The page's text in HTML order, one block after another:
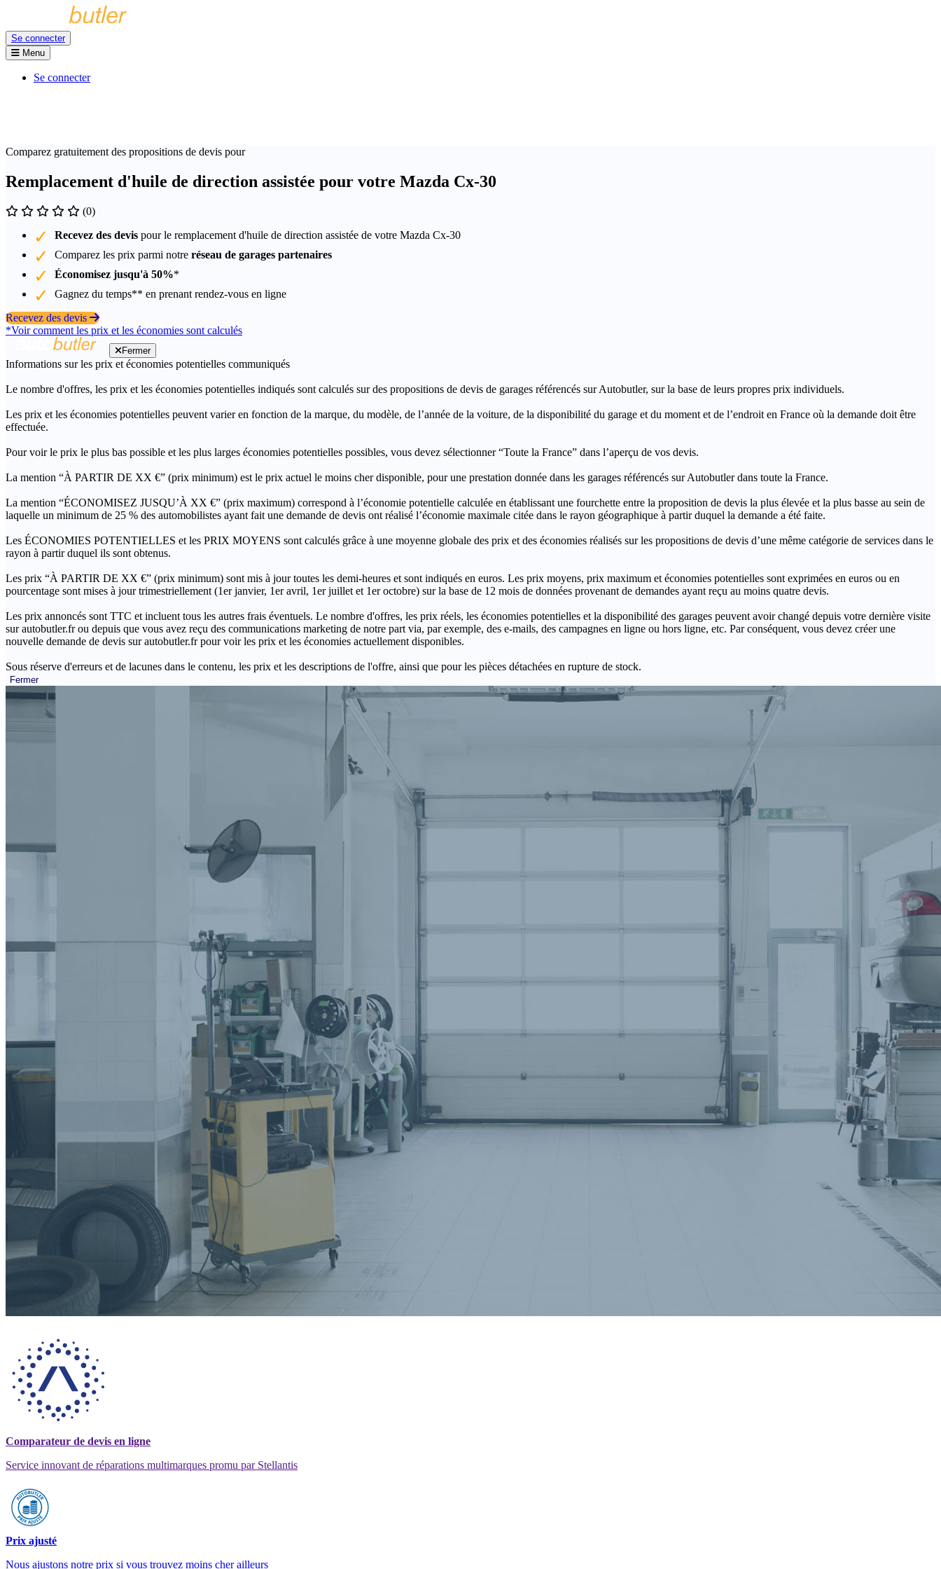
Se connecter
Menu
Se connecter
Comparez gratuitement des propositions de devis pour
Remplacement d'huile de direction assistée pour votre Mazda Cx-30
(0)
Recevez des devis pour le remplacement d'huile de direction assistée de votre Mazda Cx-30
Comparez les prix parmi notre réseau de garages partenaires
Économisez jusqu'à 50%*
Gagnez du temps** en prenant rendez-vous en ligne
Recevez des devis
*Voir comment les prix et les économies sont calculés
Fermer
Informations sur les prix et économies potentielles communiqués
Le nombre d'offres, les prix et les économies potentielles indiqués sont calculés sur des propositions de devis de garages référencés sur Autobutler, sur la base de leurs propres prix individuels.
Les prix et les économies potentielles peuvent varier en fonction de la marque, du modèle, de l’année de la voiture, de la disponibilité du garage et du moment et de l’endroit en France où la demande doit être
effectuée.
Pour voir le prix le plus bas possible et les plus larges économies potentielles possibles, vous devez sélectionner “Toute la France” dans l’aperçu de vos devis.
La mention “À PARTIR DE XX €” (prix minimum) est le prix actuel le moins cher disponible, pour une prestation donnée dans les garages référencés sur Autobutler dans toute la France.
La mention “ÉCONOMISEZ JUSQU’À XX €” (prix maximum) correspond à l’économie potentielle calculée en établissant une fourchette entre la proposition de devis la plus élevée et la plus basse au sein de
laquelle un minimum de 25 % des automobilistes ayant fait une demande de devis ont réalisé l’économie maximale citée dans le rayon géographique à partir duquel la demande a été faite.
Les ÉCONOMIES POTENTIELLES et les PRIX MOYENS sont calculés grâce à une moyenne globale des prix et des économies réalisés sur les propositions de devis d’une même catégorie de services dans le
rayon à partir duquel ils sont obtenus.
Les prix “À PARTIR DE XX €” (prix minimum) sont mis à jour toutes les demi-heures et sont indiqués en euros. Les prix moyens, prix maximum et économies potentielles sont exprimées en euros ou en
pourcentage sont mises à jour trimestriellement (1er janvier, 1er avril, 1er juillet et 1er octobre) sur la base de 12 mois de données provenant de demandes ayant reçu au moins quatre devis.
Les prix annoncés sont TTC et incluent tous les autres frais éventuels. Le nombre d'offres, les prix réels, les économies potentielles et la disponibilité des garages peuvent avoir changé depuis votre dernière visite
sur autobutler.fr ou depuis que vous avez reçu des communications marketing de notre part via, par exemple, des e-mails, des campagnes en ligne ou hors ligne, etc. Par conséquent, vous devez créer une
nouvelle demande de devis sur autobutler.fr pour voir les prix et les économies actuellement disponibles.
Sous réserve d'erreurs et de lacunes dans le contenu, les prix et les descriptions de l'offre, ainsi que pour les pièces détachées en rupture de stock.
Fermer
Comparateur de devis en ligne
Service innovant de réparations multimarques promu par Stellantis
Prix ajusté
Nous ajustons notre prix si vous trouvez moins cher ailleurs